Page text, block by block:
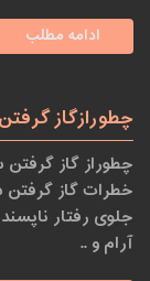
ادامه مطلب
چطورازگاز
چطوراز گاز
خطرات گاز
جلوی رفتار
آرام و ..